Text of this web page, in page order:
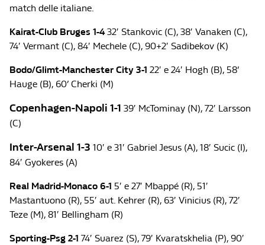
match delle italiane.
Kairat-Club Bruges 1-432′ Stankovic (C), 38′ Vanaken (C),
74′ Vermant (C), 84′ Mechele (C), 90+2′ Sadibekov (K)
Bodo/Glimt-Manchester City 3-1 22′ e 24′ Hogh (B), 58’
Hauge (B), 60’ Cherki (M)
Copenhagen-Napoli 1-1 39′ McTominay (N), 72′ Larsson
(C)
Inter-Arsenal 1-3 10′ e 31′ Gabriel Jesus (A), 18′ Sucic (I),
84′ Gyokeres (A)
Real Madrid-Monaco 6-1 5′ e 27′ Mbappé (R), 51′
Mastantuono (R), 55′ aut. Kehrer (R), 63′ Vinicius (R), 72′
Teze (M), 81′ Bellingham (R)
Sporting-Psg 2-1 74′ Suarez (S), 79′ Kvaratskhelia (P), 90′